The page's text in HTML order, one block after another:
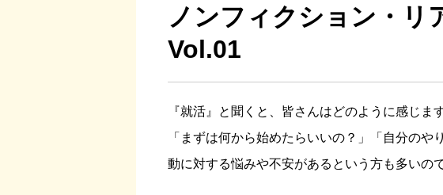
ノンフィクション・リ
Vol.01
『就活』と聞くと、皆さんはどのように感じま
「まずは何から始めたらいいの？」「自分の
動に対する悩みや不安があるという方も多いの